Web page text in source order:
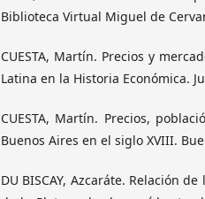
Biblioteca Virtual Miguel de
CUESTA, Martín. Precios y
Latina en la Historia Económica.
CUESTA, Martín. Precios,
Buenos Aires en el siglo XVIII.
DU BISCAY, Azcaráte. Relación